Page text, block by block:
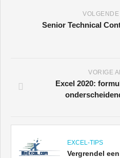
Senior Technical
VORIGE
Excel 2020:
EXCEL-TIPS
Vergrendel